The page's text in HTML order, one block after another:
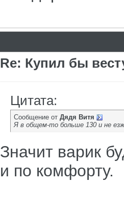
Re: Купил бы
Цитата:
Сообщение от Дядя Витя
Я в общем-то больше 130 и не
Значит варик
и по комфорту.